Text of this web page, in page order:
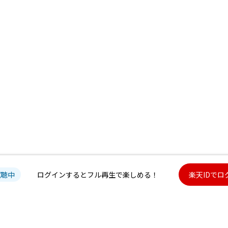
中 ログインするとフル再生で楽しめる！ 楽天IDでロ